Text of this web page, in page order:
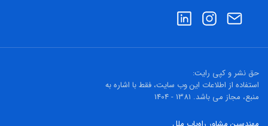
حق نشر و کپی رایت:
استفاده از اطلاعات این وب سایت، فقط با اشاره به
منبع، مجاز می باشد. 1381 - 1404